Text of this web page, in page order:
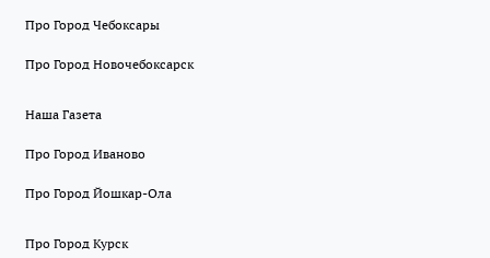
Про Город Чебоксары
Про Город Новочебоксарск
Наша Газета
Про Город Иваново
Про Город Йошкар-Ола
Про Город Курск